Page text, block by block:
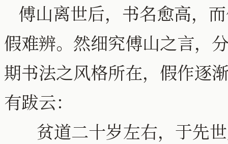
傅山离世后，书名愈高，
假难辨。然细究傅山之言，
期书法之风格所在，假作逐
有跋云：
贫道二十岁左右，于先